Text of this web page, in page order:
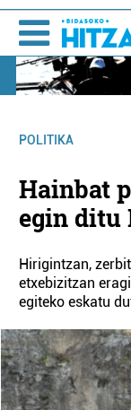
POLITIKA
Hainbat
egin ditu
Hirigintzan,
etxebizitzan
egiteko eskatu